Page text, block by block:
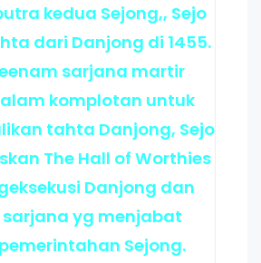
kedua Sejong,, Sejo
dari Danjong di 1455.
sarjana martir
komplotan untuk
tahta Danjong, Sejo
The Hall of Worthies
Danjong dan
yg menjabat
Sejong.